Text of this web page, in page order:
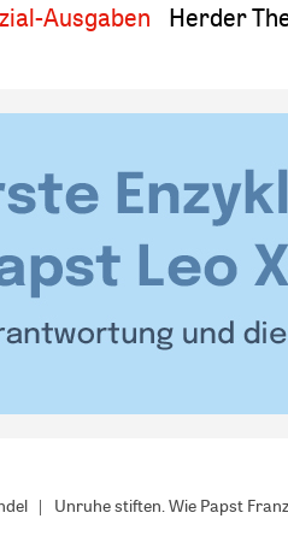
Ausgaben Herder
Unruhe stiften. Wie Papst